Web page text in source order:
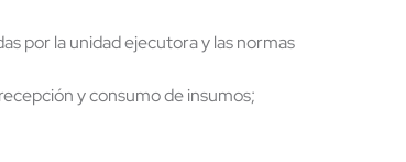
por la unidad ejecutora y las normas
y consumo de insumos;